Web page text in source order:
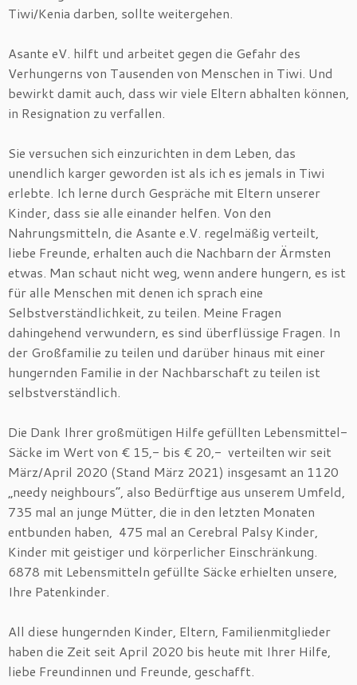
Tiwi/Kenia darben, sollte weitergehen.
Asante eV. hilft und arbeitet gegen die Gefahr des
Verhungerns von Tausenden von Menschen in Tiwi. Und
bewirkt damit auch, dass wir viele Eltern abhalten können,
in Resignation zu verfallen.
Sie versuchen sich einzurichten in dem Leben, das
unendlich karger geworden ist als ich es jemals in Tiwi
erlebte. Ich lerne durch Gespräche mit Eltern unserer
Kinder, dass sie alle einander helfen. Von den
Nahrungsmitteln, die Asante e.V. regelmäßig verteilt,
liebe Freunde, erhalten auch die Nachbarn der Ärmsten
etwas. Man schaut nicht weg, wenn andere hungern, es ist
für alle Menschen mit denen ich sprach eine
Selbstverständlichkeit, zu teilen. Meine Fragen
dahingehend verwundern, es sind überflüssige Fragen. In
der Großfamilie zu teilen und darüber hinaus mit einer
hungernden Familie in der Nachbarschaft zu teilen ist
selbstverständlich.
Die Dank Ihrer großmütigen Hilfe gefüllten Lebensmittel-
Säcke im Wert von € 15,- bis € 20,- verteilten wir seit
März/April 2020 (Stand März 2021) insgesamt an 1120
„needy neighbours“, also Bedürftige aus unserem Umfeld,
735 mal an junge Mütter, die in den letzten Monaten
entbunden haben, 475 mal an Cerebral Palsy Kinder,
Kinder mit geistiger und körperlicher Einschränkung.
6878 mit Lebensmitteln gefüllte Säcke erhielten unsere,
Ihre Patenkinder.
All diese hungernden Kinder, Eltern, Familienmitglieder
haben die Zeit seit April 2020 bis heute mit Ihrer Hilfe,
liebe Freundinnen und Freunde, geschafft.